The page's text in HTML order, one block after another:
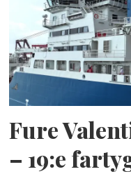
Fure
– 19:e